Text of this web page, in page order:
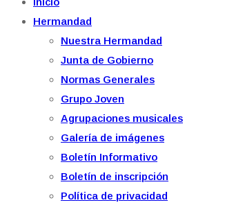
Hermandad
Nuestra Hermandad
Junta de Gobierno
Normas Generales
Grupo Joven
Agrupaciones musicales
Galería de imágenes
Boletín Informativo
Boletín de inscripción
Política de privacidad